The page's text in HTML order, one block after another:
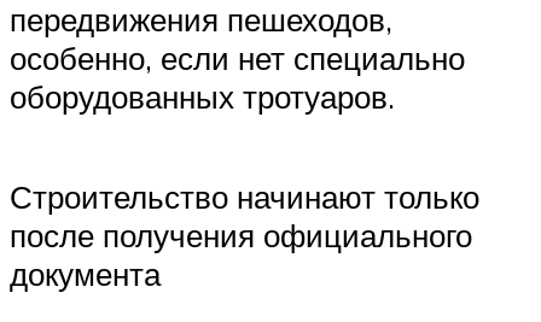
передвижения пешеходов,
особенно, если нет специально
оборудованных тротуаров.
Строительство начинают только
после получения официального
документа